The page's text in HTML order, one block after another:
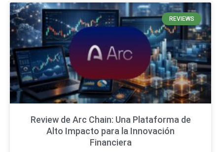
REVIEWS
Review de Arc Chain: Una Plataforma de
Alto Impacto para la Innovación
Financiera